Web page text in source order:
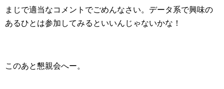
まじで適当なコメントでごめんなさい。データ系で興味の
あるひとは参加してみるといいんじゃないかな！
このあと懇親会へー。